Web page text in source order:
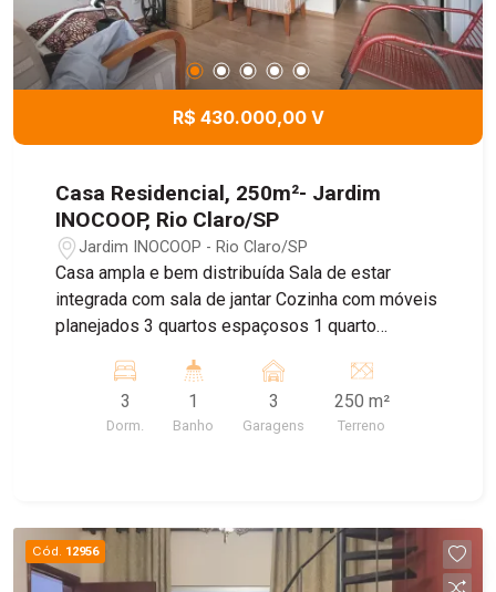
R$ 430.000,00 V
Casa Residencial, 250m²- Jardim
INOCOOP, Rio Claro/SP
Jardim INOCOOP - Rio Claro/SP
Casa ampla e bem distribuída Sala de estar
integrada com sala de jantar Cozinha com móveis
planejados 3 quartos espaçosos 1 quarto
com capacidade para 3 carros Quintal nos fundos
com ótimo espaço Imóvel ideal para famílias que
buscam conforto e praticidade Excelente
3
Dorm.
1
Banho
3
Garagens
250 m²
Terreno
Cód. 12956